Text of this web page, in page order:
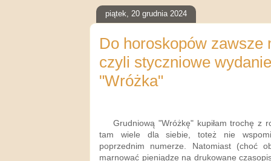
piątek, 20 grudnia 2024
Do horoskopów zawsze
czyli styczniowe
"Wróżka"
Grudniową "Wróżkę" kupiłam trochę z
tam wiele dla siebie, toteż nie
poprzednim numerze. Natomiast (choć
marnować pieniądze na drukowane